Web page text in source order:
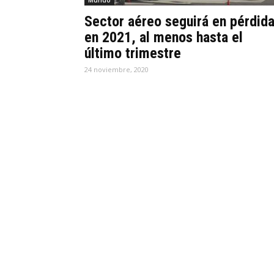
Sector aéreo seguirá en
en 2021, al menos hasta el
último trimestre
24 noviembre, 2020